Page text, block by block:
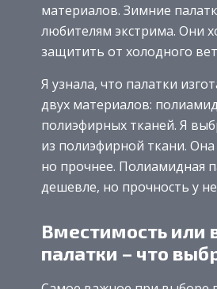
материалов. Зимние
любителям экстрима. Они
защитить от холодного
Я узнала, что палатки
двух материалов:
полиэфирных тканей. Я
из полиэфирной ткани.
но прочнее. Полиамидная
дешевле, но прочность у
Вместимость или
палатки – что